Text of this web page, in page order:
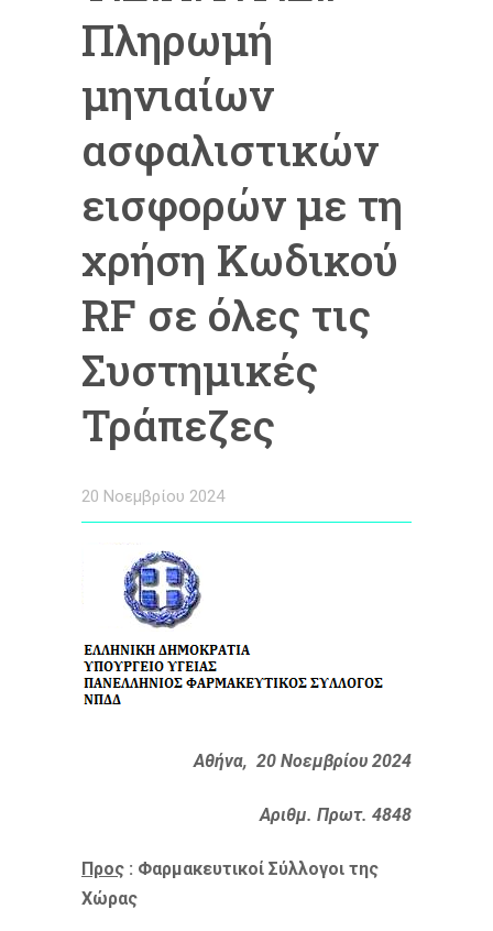
Πληρωμή
μηνιαίων
ασφαλιστικών
εισφορών με τη
χρήση Κωδικού
RF σε όλες τις
Συστημικές
Τράπεζες
20 Νοεμβρίου 2024
Αθήνα, 20 Νοεμβρίου 2024
Αριθμ. Πρωτ. 4848
Προς : Φαρμακευτικοί Σύλλογοι της
Χώρας